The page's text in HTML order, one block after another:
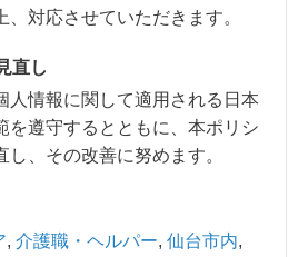
、対応させていただきます。
直し
人情報に関して適用される日本
を遵守するとともに、本ポリシ
し、その改善に努めます。
, 介護職・ヘルパー, 仙台市内,